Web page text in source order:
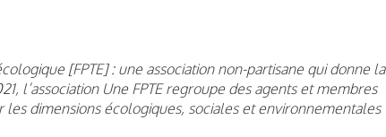
[FPTE] : une association non-partisane qui donne la
l’association Une FPTE regroupe des agents et membres
dimensions écologiques, sociales et environnementales